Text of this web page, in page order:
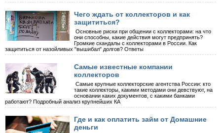
Чего ждать от коллекторов и как
защититься?
Основные риски при общении с коллекторами: на что
они способны, какие действия могут предпринять?
Громкие скандалы с коллекторами в России. Как
защититься от назойливых "вышибал" долгов? Ответы
Самые известные компании
коллекторов
Самые крупные коллекторские агентства России: кто
такие коллекторы, какими методами они девствуют, на
основании каких документов, с какими банками
работают? Подробный анализ крупнейших КА
Где и как оплатить займ от Домашние
деньги